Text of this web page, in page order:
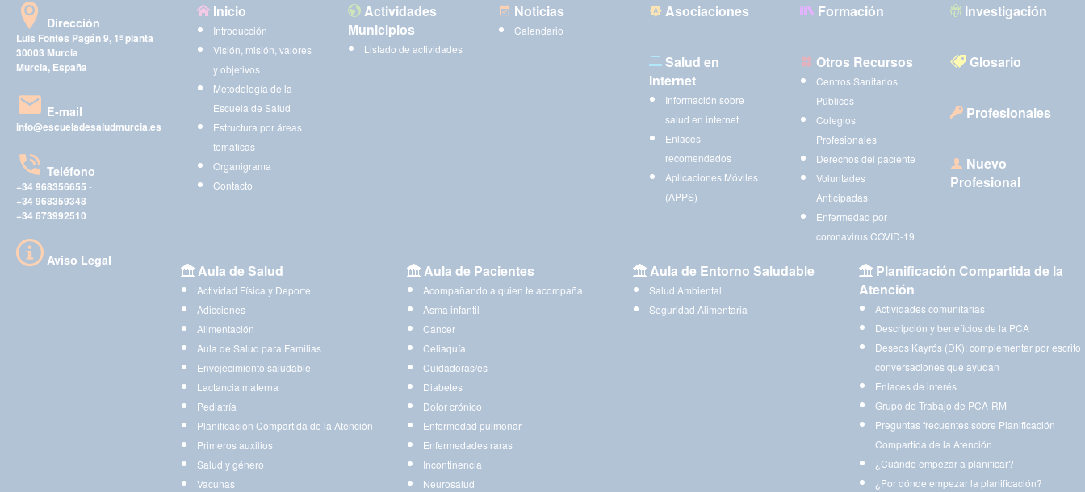
Dirección
Luis Fontes Pagán 9, 1ª planta
30003 Murcia
Murcia, España
E-mail
info@escueladesaludmurcia.es
Teléfono
+34 968356655 -
+34 968359348 -
+34 673992510
Aviso Legal
Inicio
Introducción
Visión, misión, valores
y objetivos
Metodología de la
Escuela de Salud
Estructura por áreas
temáticas
Organigrama
Contacto
Actividades
Municipios
Listado de actividades
Noticias
Calendario
Asociaciones Formación Investigación
Salud en
Internet
Información sobre
salud en internet
Enlaces
recomendados
Aplicaciones Móviles
(APPS)
Otros Recursos
Centros Sanitarios
Públicos
Colegios
Profesionales
Derechos del paciente
Voluntades
Anticipadas
Enfermedad por
coronavirus COVID-19
Glosario
Profesionales
Nuevo
Profesional
Aula de Salud
Actividad Física y Deporte
Adicciones
Alimentación
Aula de Salud para Familias
Envejecimiento saludable
Lactancia materna
Pediatría
Planificación Compartida de la Atención
Primeros auxilios
Salud y género
Vacunas
Aula de Pacientes
Acompañando a quien te acompaña
Asma infantil
Cáncer
Celiaquía
Cuidadoras/es
Diabetes
Dolor crónico
Enfermedad pulmonar
Enfermedades raras
Incontinencia
Neurosalud
Aula de Entorno Saludable
Salud Ambiental
Seguridad Alimentaria
Planificación Compartida de la
Atención
Actividades comunitarias
Descripción y beneficios de la PCA
Deseos Kayrós (DK): complementar por escrito
conversaciones que ayudan
Enlaces de interés
Grupo de Trabajo de PCA-RM
Preguntas frecuentes sobre Planificación
Compartida de la Atención
¿Cuándo empezar a planificar?
¿Por dónde empezar la planificación?